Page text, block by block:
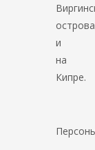
и
на
Кипре.